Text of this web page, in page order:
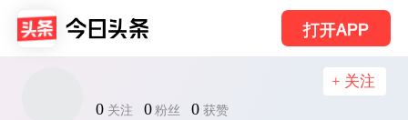
打开APP
0 关注 0 粉丝 0 获赞
+ 关注